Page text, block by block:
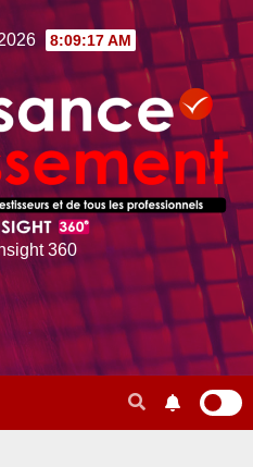
8:09:18 AM
360